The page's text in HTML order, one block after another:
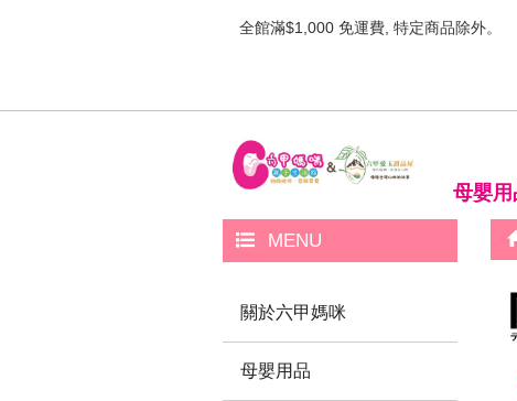
全館滿$1,000 免運費, 特定商品除外。
母嬰用
MENU
關於六甲媽咪
母嬰用品